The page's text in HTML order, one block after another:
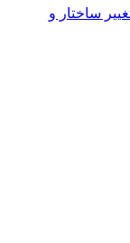
ساختار و